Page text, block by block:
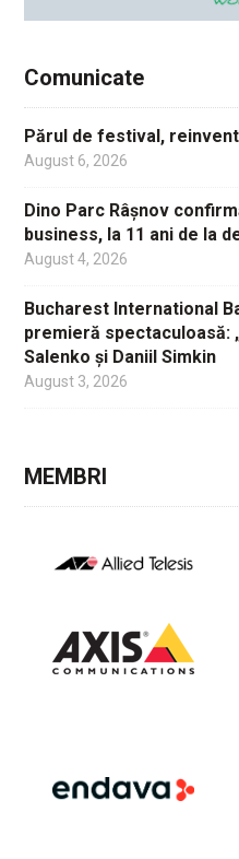
Comunicate
Părul de festival,
August 6, 2026
Dino Parc Râșnov
business, la 11 ani de la
August 4, 2026
Bucharest International
premieră spectaculoasă:
Salenko și Daniil Simkin
August 3, 2026
MEMBRI